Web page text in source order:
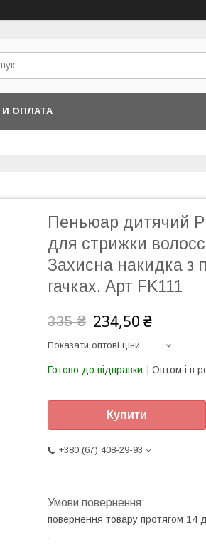
ОПЛАТА
Пеньюар дитячий
для стрижки
Захисна накидка з
гачках. Арт FK111
335 ₴ 234,50 ₴
Показати оптові ціни
Готово до відправки Оптом і в
Купити
+380 (67) 408-29-93
повернення товару протягом 14